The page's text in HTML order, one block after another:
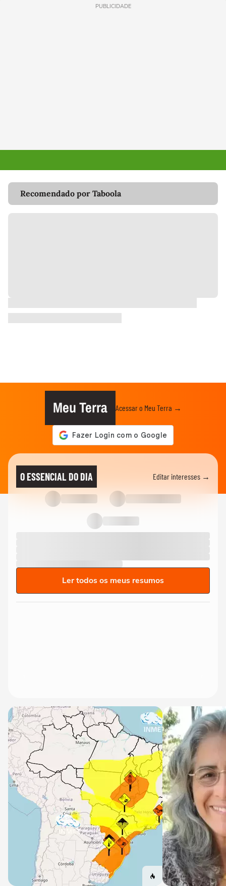
PUBLICIDADE
Recomendado por Taboola
Meu Terra Acessar o Meu Terra →
O ESSENCIAL DO DIA Editar interesses →
Ler todos os meus resumos